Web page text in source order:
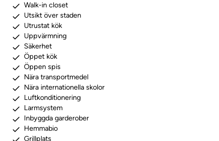
Walk-in closet
Utsikt över staden
Utrustat kök
Uppvärmning
Säkerhet
Öppet kök
Öppen spis
Nära transportmedel
Nära internationella skolor
Luftkonditionering
Larmsystem
Inbyggda garderober
Hemmabio
Grillplats